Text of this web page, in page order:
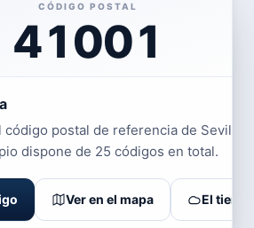
CÓDIGO POSTAL
41001
código postal de referencia de Sevilla.
dispone de 25 códigos en total.
Ver en el mapa El